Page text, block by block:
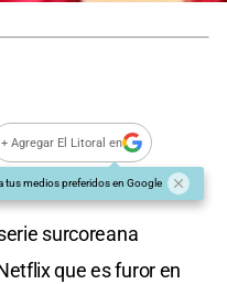
+ Agregar El Litoral en
tus medios preferidos en Google
surcoreana
que es furor en